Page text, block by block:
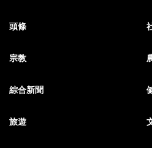
頭條
宗教
綜合新聞
旅遊